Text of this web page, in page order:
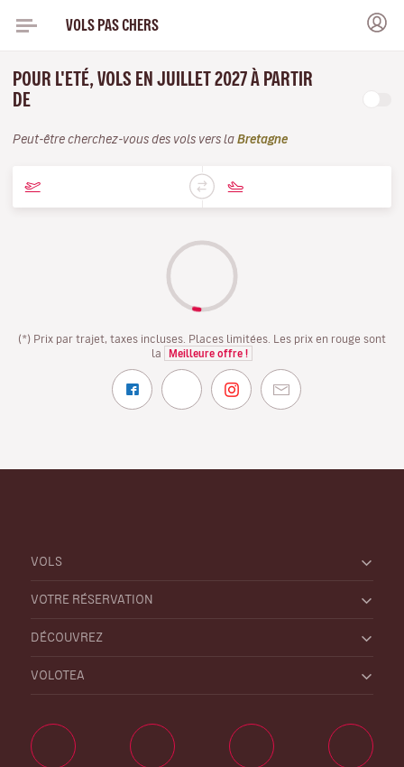
VOLS PAS CHERS
POUR L'ETÉ, VOLS EN JUILLET 2027 À PARTIR
DE
Peut-être cherchez-vous des vols vers la Bretagne
(*) Prix par trajet, taxes incluses. Places limitées. Les prix en rouge sont
la
Meilleure offre !
VOLS
VOTRE RÉSERVATION
DÉCOUVREZ
VOLOTEA